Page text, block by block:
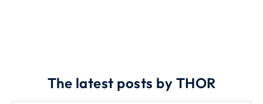
The latest posts by THOR